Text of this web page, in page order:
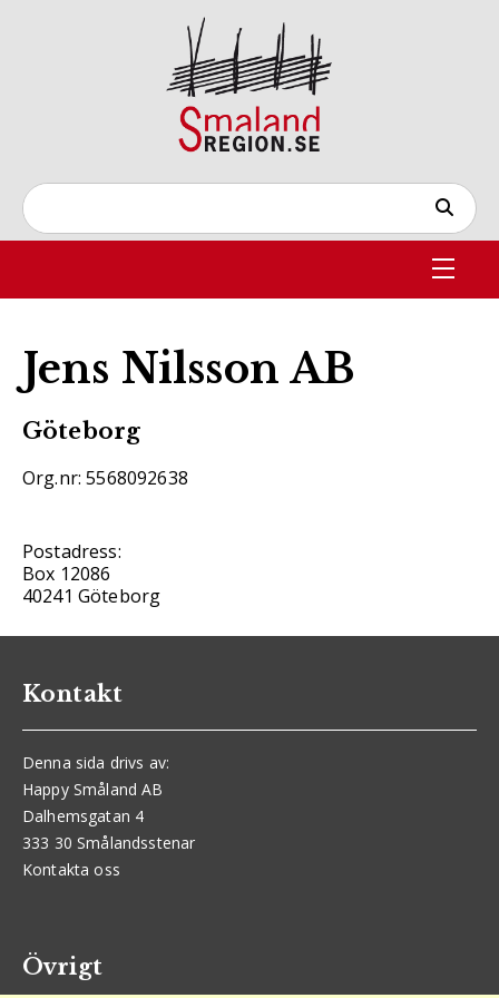
Jens Nilsson AB
Göteborg
Org.nr: 5568092638
Postadress:
Box 12086
40241 Göteborg
Kontakt
Denna sida drivs av:
Happy Småland AB
Dalhemsgatan 4
333 30 Smålandsstenar
Kontakta oss
Övrigt